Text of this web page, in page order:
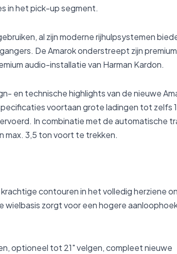
in het pick-up segment.
al zijn moderne rijhulpsystemen
De Amarok onderstreept zijn
audio-installatie van Harman Kardon.
en technische highlights van de nieuwe
voortaan grote ladingen tot zelfs
In combinatie met de automatische
max. 3,5 ton voort te trekken.
contouren in het volledig herziene
wielbasis zorgt voor een hogere
optioneel tot 21" velgen, compleet nieuwe